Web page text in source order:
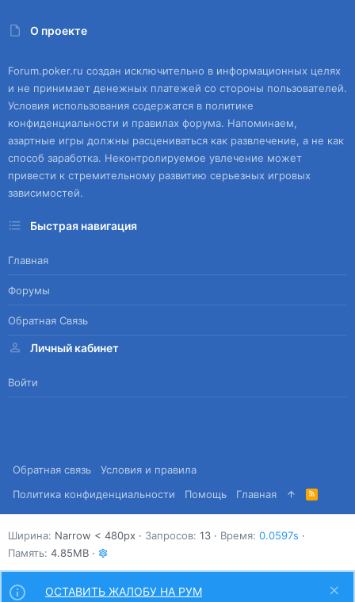
О проекте
Forum.poker.ru создан исключительно в информационных целях
и не принимает денежных платежей со стороны пользователей.
Условия использования содержатся в политике
конфиденциальности и правилах форума. Напоминаем,
азартные игры должны расцениваться как развлечение, а не как
способ заработка. Неконтролируемое увлечение может
привести к стремительному развитию серьезных игровых
зависимостей.
Быстрая навигация
Главная
Форумы
Обратная Связь
Личный кабинет
Войти
Обратная связь
Условия и правила
Политика конфиденциальности
Помощь Главная
R
S
S
Ширина Запросов 13 Время 0.0597s
Память 4.85MB
Снизу
ОСТАВИТЬ ЖАЛОБУ НА РУМ